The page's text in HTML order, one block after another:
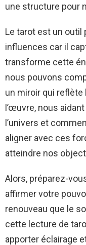
une structure pour
Le tarot est un outil
influences car il
transforme cette
nous pouvons
un miroir qui
l’œuvre, nous
l’univers et
aligner avec ces
atteindre nos
Alors, préparez-
affirmer votre
renouveau que le
cette lecture de
apporter éclairage